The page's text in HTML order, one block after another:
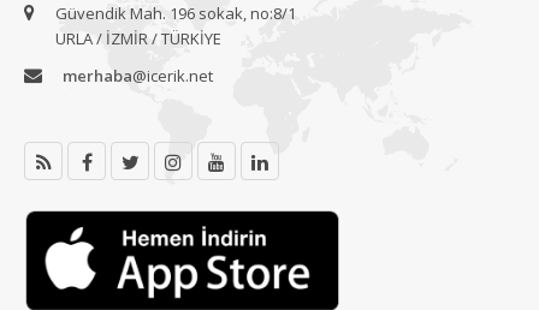
Güvendik Mah. 196 sokak, no:8/1
URLA / İZMİR / TÜRKİYE
merhaba@icerik.net